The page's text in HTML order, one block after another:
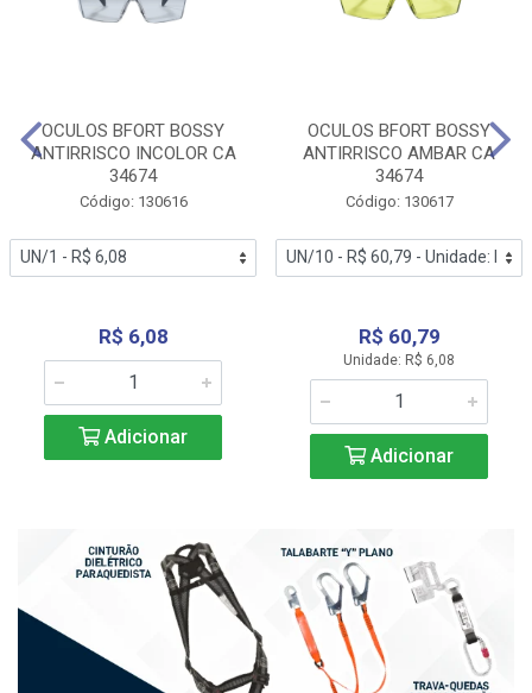
OCULOS BFORT BOSSY
ANTIRRISCO INCOLOR CA
34674
Código: 130616
R$ 6,08
Adicionar
OCULOS BFORT BOSSY
ANTIRRISCO AMBAR CA
34674
Código: 130617
R$ 60,79
Unidade: R$ 6,08
Adicionar